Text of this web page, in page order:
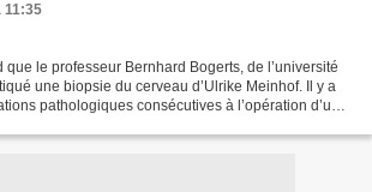
11:35
le professeur Bernhard Bogerts, de l’université
une biopsie du cerveau d’Ulrike Meinhof. Il y a
pathologiques consécutives à l’opération d’une